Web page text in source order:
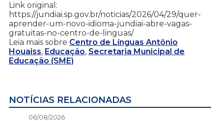
Link original:
https://jundiai.sp.gov.br/noticias/2026/04/29/quer-
aprender-um-novo-idioma-jundiai-abre-vagas-
gratuitas-no-centro-de-linguas/
Leia mais sobre Centro de Línguas Antônio
Houaiss, Educação, Secretaria Municipal de
Educação (SME)
NOTÍCIAS RELACIONADAS
06/08/2026